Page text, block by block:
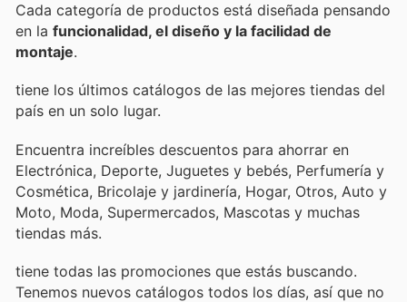
Cada categoría de productos está diseñada pensando
en la funcionalidad, el diseño y la facilidad de
montaje.
tiene los últimos catálogos de las mejores tiendas del
país en un solo lugar.
Encuentra increíbles descuentos para ahorrar en
Electrónica, Deporte, Juguetes y bebés, Perfumería y
Cosmética, Bricolaje y jardinería, Hogar, Otros, Auto y
Moto, Moda, Supermercados, Mascotas y muchas
tiendas más.
tiene todas las promociones que estás buscando.
Tenemos nuevos catálogos todos los días, así que no